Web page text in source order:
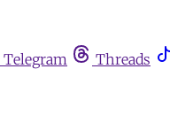
Telegram Threads